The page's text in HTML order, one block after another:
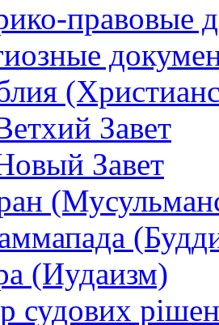
правовые
Завет
Завет
(Иудаизм)
судових